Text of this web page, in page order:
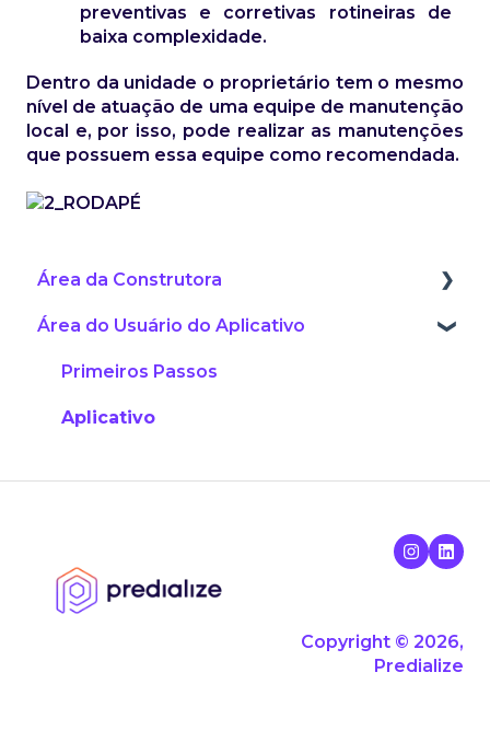
preventivas e corretivas rotineiras de
baixa complexidade.
Dentro da unidade o proprietário tem o mesmo
nível de atuação de uma equipe de manutenção
local e, por isso, pode realizar as manutenções
que possuem essa equipe como recomendada.
Área da Construtora
Manual Interativo
Assistência Técnica
Preventivos
Documentos Obrigatórios para Entrega
Área do Usuário do Aplicativo
Primeiros Passos
Aplicativo
Copyright © 2026,
Predialize